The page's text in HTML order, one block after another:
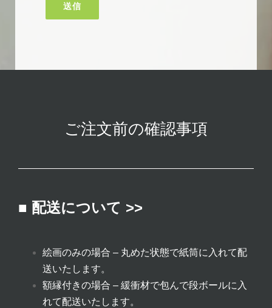
ご注文前の確認事項
■ 配送について >>
絵画のみの場合 – 丸めた状態で紙筒に入れて配
送いたします。
額縁付きの場合 – 緩衝材で包んで段ボールに入
れて配送いたします。